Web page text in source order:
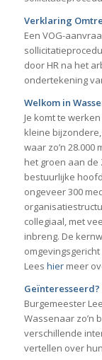
Verklaring
Een VOG-
door HR na het
ondertekening
Welkom in
Je komt te
kleine
waar zo’n
het groen aan de
bestuurlijke
ongeveer 300
collegiaal, met
inbreng. De
Lees hiermeer
Geïnteresseerd?
Burgemeester
Wassenaar zo’n
verschillende
vertellen over